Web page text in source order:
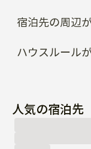
宿泊先の周辺
ハウスルール
人気の宿泊先